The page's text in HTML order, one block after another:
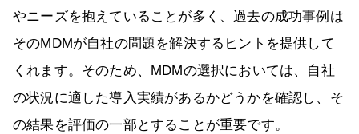
やニーズを抱えていることが多く、過去の成功事例は
そのMDMが自社の問題を解決するヒントを提供して
くれます。そのため、MDMの選択においては、自社
の状況に適した導入実績があるかどうかを確認し、そ
の結果を評価の一部とすることが重要です。